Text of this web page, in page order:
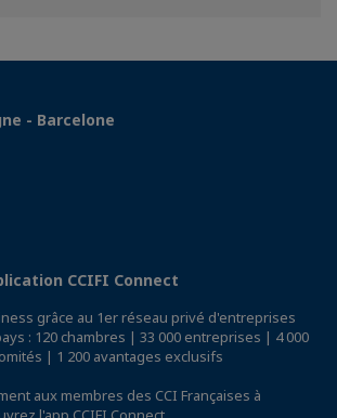
- Barcelone
CCIFI Connect
grâce au 1er réseau privé d'entreprises
: 120 chambres | 33 000 entreprises | 4 000
| 1 200 avantages exclusifs
aux membres des CCI Françaises à